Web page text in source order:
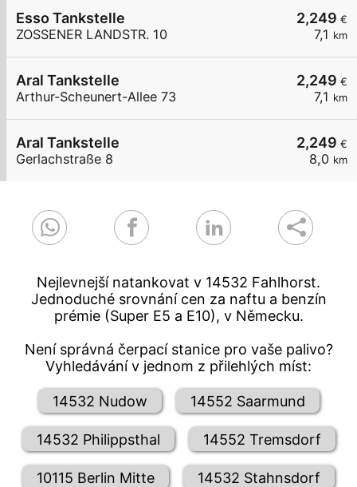
2,249 €
7,1 km
Esso Tankstelle
ZOSSENER LANDSTR. 10
2,249 €
7,1 km
Aral Tankstelle
Arthur-Scheunert-Allee 73
2,249 €
8,0 km
Aral Tankstelle
Gerlachstraße 8
Nejlevnejší natankovat v 14532 Fahlhorst.
Jednoduché srovnání cen za naftu a benzín
prémie (Super E5 a E10), v Německu.
Není správná čerpací stanice pro vaše palivo?
Vyhledávání v jednom z přilehlých míst:
14532 Nudow 14552 Saarmund
14532 Philippsthal 14552 Tremsdorf
10115 Berlin Mitte 14532 Stahnsdorf